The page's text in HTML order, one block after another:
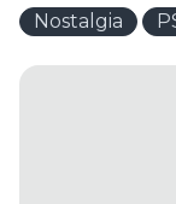
Nostalgia